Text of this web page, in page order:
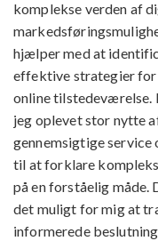
komplekse verden af
hjælper med at
effektive strategier
online tilstedeværelse.
jeg oplevet stor nytte
gennemsigtige service
til at forklare
på en forståelig måde.
det muligt for mig at
informerede